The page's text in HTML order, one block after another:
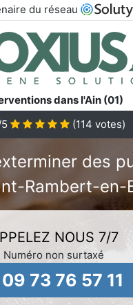
du réseau
dans l'Ain (01)
(114 votes)
des
Rambert-en-
NOUS 7/7
Numéro non surtaxé
09 73 76 57 11